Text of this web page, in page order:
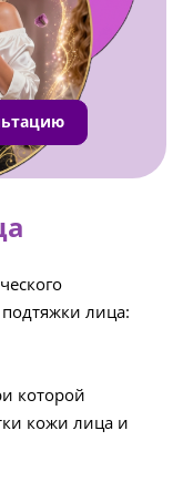
лица:
которой
кожи лица и